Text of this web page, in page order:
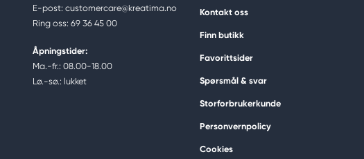
E-post: customercare@kreatima.no
Ring oss: 69 36 45 00
Åpningstider:
Ma.-fr.: 08.00-18.00
Lø.-sø.: lukket
Kontakt oss
Finn butikk
Favorittsider
Spørsmål & svar
Storforbrukerkunde
Personvernpolicy
Cookies